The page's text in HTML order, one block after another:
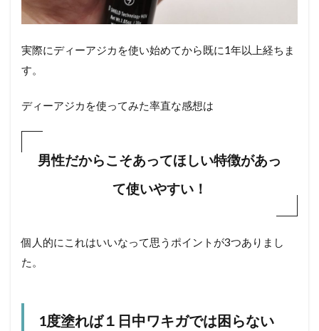
実際にディーアジカを使い始めてから既に1年以上経ちま
す。
ディーアジカを使ってみた率直な感想は
男性だからこそあってほしい特徴があっ
て使いやすい！
個人的にこれはいいなって思うポイントが3つありまし
た。
1度塗れば１日中ワキガでは困らない